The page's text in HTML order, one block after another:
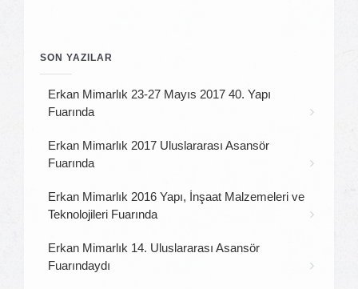
SON YAZILAR
Erkan Mimarlık 23-27 Mayıs 2017 40. Yapı
Fuarında
Erkan Mimarlık 2017 Uluslararası Asansör
Fuarında
Erkan Mimarlık 2016 Yapı, İnşaat Malzemeleri ve
Teknolojileri Fuarında
Erkan Mimarlık 14. Uluslararası Asansör
Fuarındaydı